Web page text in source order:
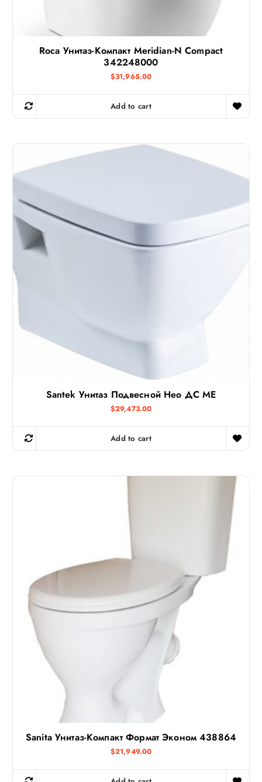
Roca Унитаз-Компакт Meridian-N Compact
342248000
$31,965.00
Add to cart
Santek Унитаз Подвесной Нео ДС МЕ
$29,473.00
Add to cart
Sanita Унитаз-Компакт Формат Эконом 438864
$21,949.00